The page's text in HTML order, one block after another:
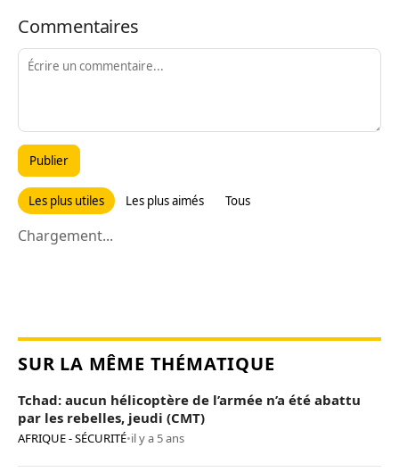
Commentaires
Publier
Les plus utiles Les plus aimés Tous
Chargement...
SUR LA MÊME THÉMATIQUE
Tchad: aucun hélicoptère de l’armée n’a été abattu
par les rebelles, jeudi (CMT)
AFRIQUE - SÉCURITÉ•il y a 5 ans